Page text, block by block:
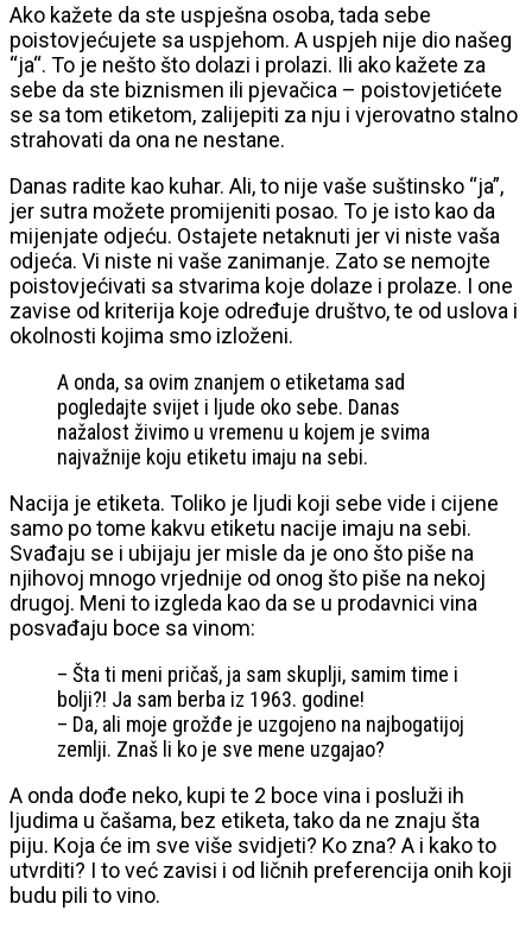
Ako kažete da ste uspješna osoba, tada sebe
poistovjećujete sa uspjehom. A uspjeh nije dio našeg
“ja“. To je nešto što dolazi i prolazi. Ili ako kažete za
sebe da ste biznismen ili pjevačica – poistovjetićete
se sa tom etiketom, zalijepiti za nju i vjerovatno stalno
strahovati da ona ne nestane.
Danas radite kao kuhar. Ali, to nije vaše suštinsko “ja”,
jer sutra možete promijeniti posao. To je isto kao da
mijenjate odjeću. Ostajete netaknuti jer vi niste vaša
odjeća. Vi niste ni vaše zanimanje. Zato se nemojte
poistovjećivati sa stvarima koje dolaze i prolaze. I one
zavise od kriterija koje određuje društvo, te od uslova i
okolnosti kojima smo izloženi.
A onda, sa ovim znanjem o etiketama sad
pogledajte svijet i ljude oko sebe. Danas
nažalost živimo u vremenu u kojem je svima
najvažnije koju etiketu imaju na sebi.
Nacija je etiketa. Toliko je ljudi koji sebe vide i cijene
samo po tome kakvu etiketu nacije imaju na sebi.
Svađaju se i ubijaju jer misle da je ono što piše na
njihovoj mnogo vrjednije od onog što piše na nekoj
drugoj. Meni to izgleda kao da se u prodavnici vina
posvađaju boce sa vinom:
– Šta ti meni pričaš, ja sam skuplji, samim time i
bolji?! Ja sam berba iz 1963. godine!
– Da, ali moje grožđe je uzgojeno na najbogatijoj
zemlji. Znaš li ko je sve mene uzgajao?
A onda dođe neko, kupi te 2 boce vina i posluži ih
ljudima u čašama, bez etiketa, tako da ne znaju šta
piju. Koja će im sve više svidjeti? Ko zna? A i kakoto
utvrditi? I to već zavisi i od ličnih preferencija onih koji
budu pili to vino.